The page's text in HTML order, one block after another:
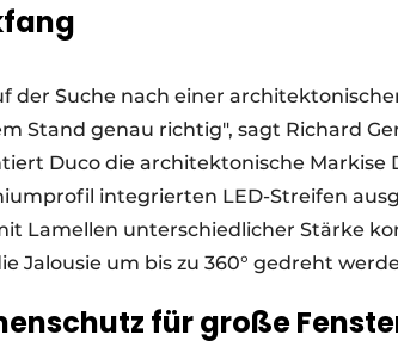
der Suche nach einer
Stand genau richtig", sagt Richard
Duco die architektonische Markise
integrierten LED-Streifen
Lamellen unterschiedlicher Stärke
Jalousie um bis zu 360° gedreht
für große